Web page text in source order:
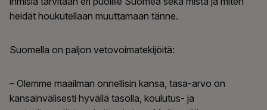
heidät houkutellaan muuttamaan tänne.
Suomella on paljon vetovoimatekijöitä:
– Olemme maailman onnellisin kansa, tasa-arvo on
kansainvälisesti hyvällä tasolla, koulutus- ja